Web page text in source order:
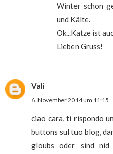
Winter schon
und Kälte.
Ok...Katze ist
Lieben Gruss!
Vali
6. November 2014 um 11:15
ciao cara, ti rispondo
buttons sul tuo blog,
gloubs oder sind